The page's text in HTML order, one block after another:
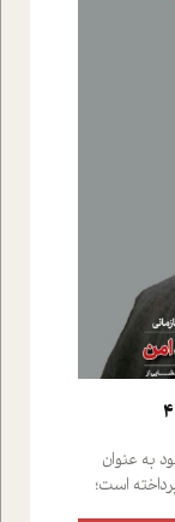
به عنوان
است؛